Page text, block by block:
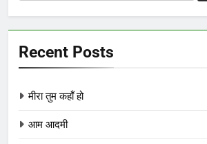
for:
Recent Posts
मीरा तुम कहाँ हो
आम आदमी